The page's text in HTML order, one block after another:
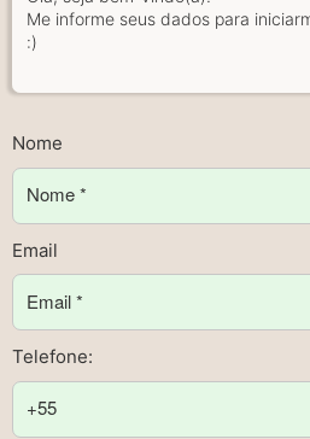
Me informe seus dados para
:)
Nome
Email
Telefone: